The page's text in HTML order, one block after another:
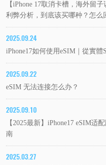
【iPhone 17取消卡槽，海外
利弊分析，到底该买哪种？怎么
2025.09.24
iPhone17如何使用eSIM｜從實
2025.09.22
eSIM 无法连接怎么办？
2025.09.10
【2025最新】iPhone17 eSIM
南
2025.03.27